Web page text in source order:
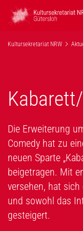
Kultursekretariat NRW
Die Erweiterung
Comedy hat zu
neuen Sparte
beigetragen. Mit
versehen, hat
und sowohl das
gesteigert.